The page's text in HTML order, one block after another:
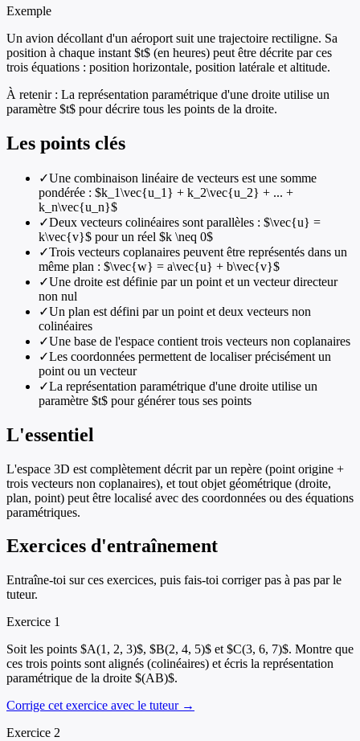
Exemple
Un avion décollant d'un aéroport suit une trajectoire rectiligne. Sa
position à chaque instant $t$ (en heures) peut être décrite par ces
trois équations : position horizontale, position latérale et altitude.
À retenir : La représentation paramétrique d'une droite utilise un
paramètre $t$ pour décrire tous les points de la droite.
Les points clés
✓Une combinaison linéaire de vecteurs est une somme
pondérée : $k_1\vec{u_1} + k_2\vec{u_2} + ... +
k_n\vec{u_n}$
✓Deux vecteurs colinéaires sont parallèles : $\vec{u} =
k\vec{v}$ pour un réel $k \neq 0$
✓Trois vecteurs coplanaires peuvent être représentés dans un
même plan : $\vec{w} = a\vec{u} + b\vec{v}$
✓Une droite est définie par un point et un vecteur directeur
non nul
✓Un plan est défini par un point et deux vecteurs non
colinéaires
✓Une base de l'espace contient trois vecteurs non coplanaires
✓Les coordonnées permettent de localiser précisément un
point ou un vecteur
✓La représentation paramétrique d'une droite utilise un
paramètre $t$ pour générer tous ses points
L'essentiel
L'espace 3D est complètement décrit par un repère (point origine +
trois vecteurs non coplanaires), et tout objet géométrique (droite,
plan, point) peut être localisé avec des coordonnées ou des équations
paramétriques.
Exercices d'entraînement
Entraîne-toi sur ces exercices, puis fais-toi corriger pas à pas par le
tuteur.
Exercice 1
Soit les points $A(1, 2, 3)$, $B(2, 4, 5)$ et $C(3, 6, 7)$. Montre que
ces trois points sont alignés (colinéaires) et écris la représentation
paramétrique de la droite $(AB)$.
Corrige cet exercice avec le tuteur →
Exercice 2